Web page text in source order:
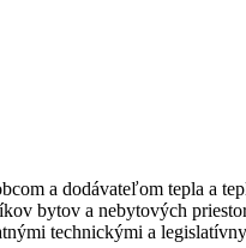
a dodávateľom tepla a
bytov a nebytových
technickými a